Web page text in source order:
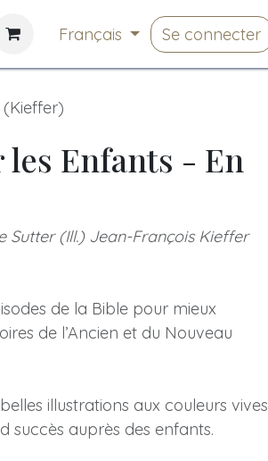
Français Se connecter
(Kieffer)
Enfants - En
Sutter (Ill.) Jean-François Kieffer
de la Bible pour mieux
de l’Ancien et du Nouveau
illustrations aux couleurs vives
succès auprès des enfants.